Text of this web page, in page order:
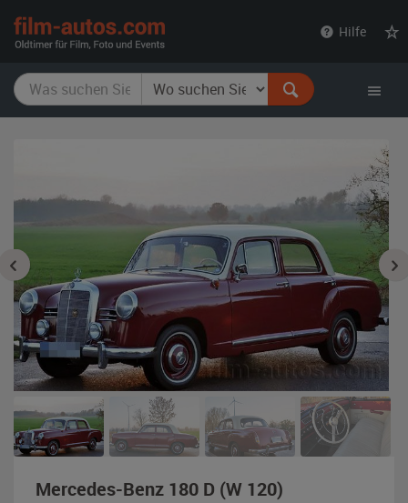
Hilfe
Mercedes-Benz 180 D (W 120)